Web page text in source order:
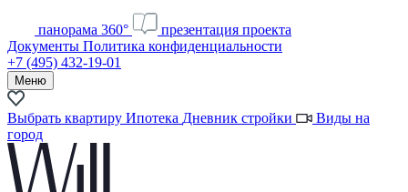
панорама 360°
презентация проекта
Документы Политика конфиденциальности
+7 (495) 432-19-01
Меню
Выбрать квартиру Ипотека Дневник стройки
Виды на
город